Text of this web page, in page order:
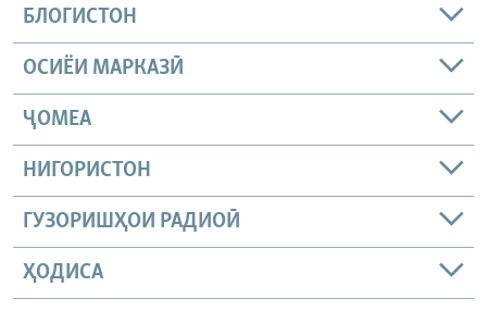
БЛОГИСТОН
ОСИЁИ МАРКАЗӢ
ҶОМEА
НИГОРИСТОН
ГУЗОРИШҲОИ РАДИОӢ
ҲОДИСА